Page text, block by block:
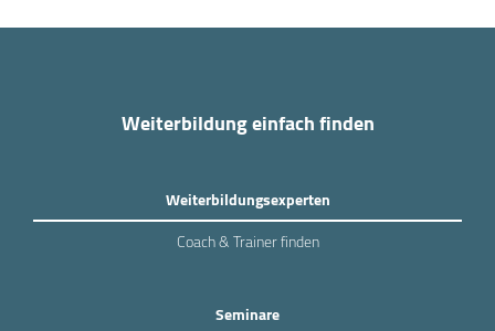
Weiterbildung einfach finden
Weiterbildungsexperten
Coach & Trainer finden
Seminare